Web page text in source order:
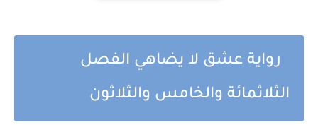
رواية عشق لا يضاهي الفصل
الثلاثمائة والخامس والثلاثون